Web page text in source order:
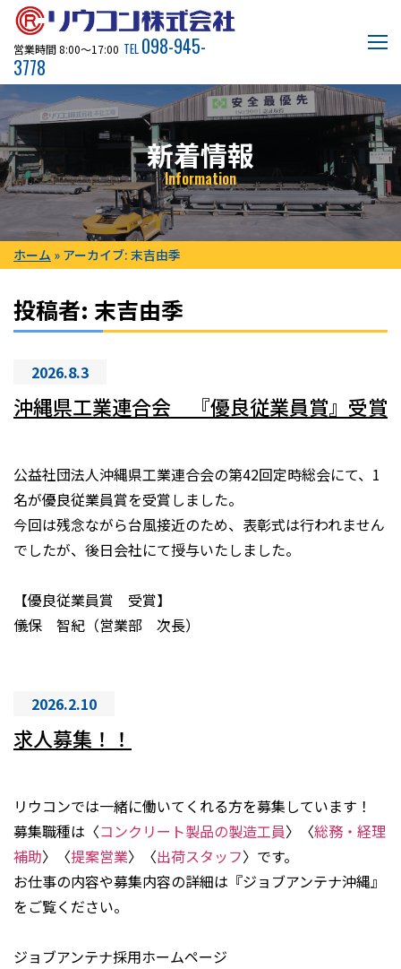
営業時間 8:00〜17:00 TEL 098-945-
3778
新着情報
Information
ホーム » アーカイブ: 末吉由季
投稿者: 末吉由季
2026.8.3
沖縄県工業連合会 『優良従業員賞』受賞
公益社団法人沖縄県工業連合会の第42回定時総会にて、1
名が優良従業員賞を受賞しました。
今回は残念ながら台風接近のため、表彰式は行われません
でしたが、後日会社にて授与いたしました。
【優良従業員賞 受賞】
儀保 智紀（営業部 次長）
2026.2.10
求人募集！！
リウコンでは一緒に働いてくれる方を募集しています！
募集職種は〈コンクリート製品の製造工員〉〈総務・経理
補助〉〈提案営業〉〈出荷スタッフ〉です。
お仕事の内容や募集内容の詳細は『ジョブアンテナ沖縄』
をご覧ください。
ジョブアンテナ採用ホームページ